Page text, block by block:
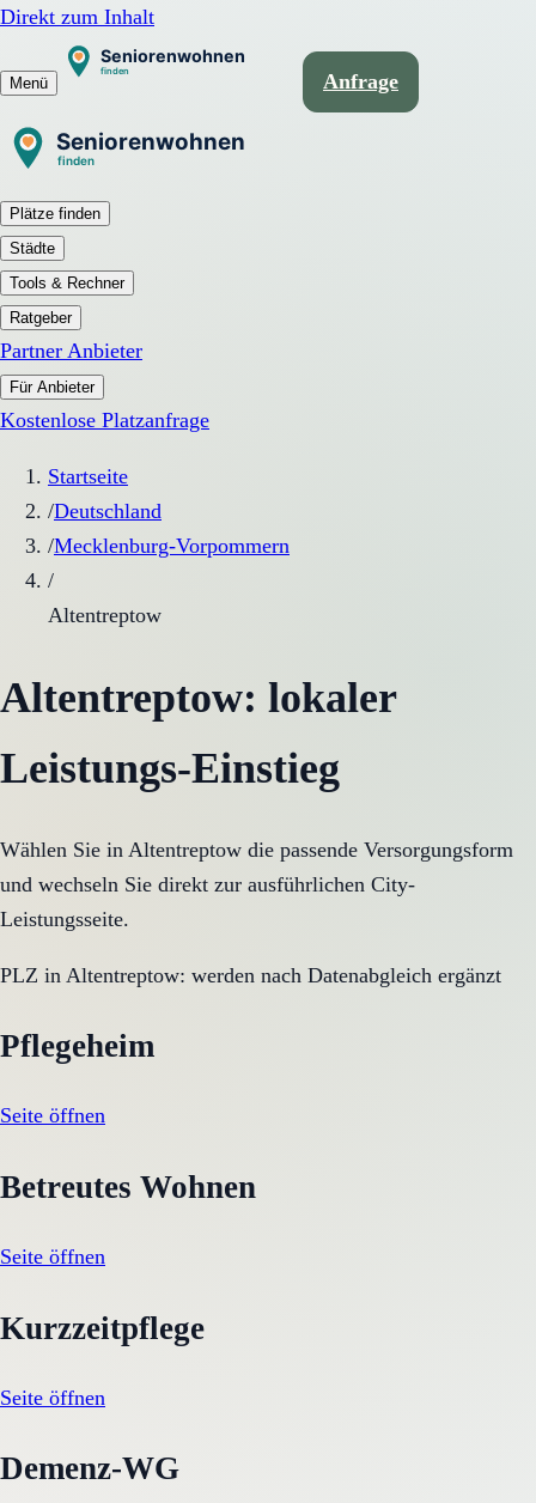
Direkt zum Inhalt
Menü Anfrage
Plätze finden
Städte
Tools & Rechner
Ratgeber
Partner Anbieter
Für Anbieter
Kostenlose Platzanfrage
Startseite
/Deutschland
/Mecklenburg-Vorpommern
/
Altentreptow
Altentreptow: lokaler
Leistungs-Einstieg
Wählen Sie in Altentreptow die passende Versorgungsform
und wechseln Sie direkt zur ausführlichen City-
Leistungsseite.
PLZ in Altentreptow: werden nach Datenabgleich ergänzt
Pflegeheim
Seite öffnen
Betreutes Wohnen
Seite öffnen
Kurzzeitpflege
Seite öffnen
Demenz-WG